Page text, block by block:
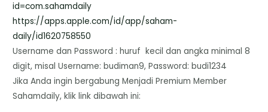
id=com.sahamdaily
https://apps.apple.com/id/app/saham-
daily/id1620758550
Username dan Password : huruf kecil dan angka minimal 8
digit, misal Username: budiman9, Password: budi1234
Jika Anda ingin bergabung Menjadi Premium Member
Sahamdaily, klik link dibawah ini: